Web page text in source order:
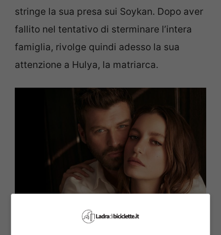
stringe la sua presa sui Soykan. Dopo aver
fallito nel tentativo di sterminare l’intera
famiglia, rivolge quindi adesso la sua
attenzione a Hulya, la matriarca.